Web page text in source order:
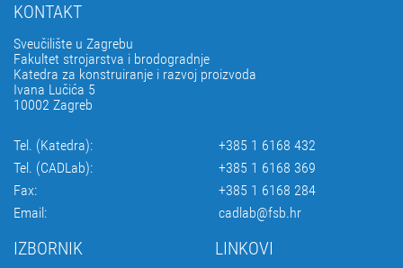
KONTAKT
Sveučilište u Zagrebu
Fakultet strojarstva i brodogradnje
Katedra za konstruiranje i razvoj proizvoda
Ivana Lučića 5
10002 Zagreb
Tel. (Katedra):
+385 1 6168 432
Tel. (CADLab):
+385 1 6168 369
Fax:
+385 1 6168 284
Email:
cadlab@fsb.hr
IZBORNIK LINKOVI